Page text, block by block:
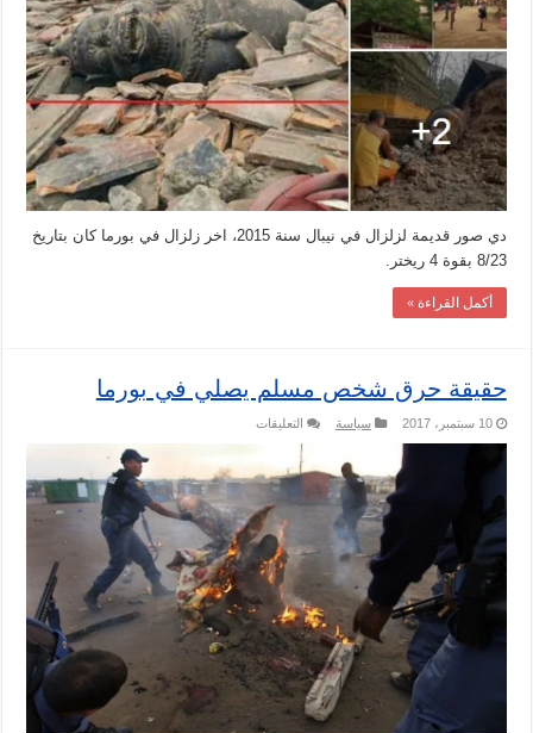
دي صور قديمة لزلزال في نيبال سنة 2015، اخر زلزال في بورما كان بتاريخ
8/23 بقوة 4 ريختر.
أكمل القراءة »
حقيقة حرق شخص مسلم يصلي في بورما
10 سبتمبر، 2017 سياسة التعليقات
شخص
مسلم
في
بورما
مغلقة